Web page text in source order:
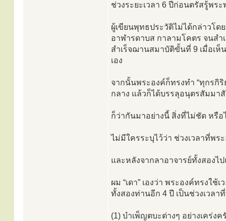
ช่วงระยะเวลา 6 ปีก่อนตรัสรู้พร
ผู้เขียนพุทธประวัติไม่ได้กล่าวโด
อาฬารดาบส กาลามโคตร จนส
สำเร็จฌานสมาบัติขั้นที่ 9 เมื่อเห็
เอง
จากนั้นพระองค์ก็ทรงทำ “ทุกรกิ
กลาง แล้วก็ได้บรรลุอนุตรสัมมา
ก็ว่ากันมาอย่างนี้ สิ่งที่ไม่ชัด หรือ
ไม่มีใครระบุไว้ว่า ช่วงเวลาที่พ
และหลังจากลาอาจารย์ทั้งสองไ
ผม “เดา” เองว่า พระองค์ทรงใ
ทั้งสองท่านอีก 4 ปี เป็นช่วงเวลา
(1) บำเพ็ญตบะต่างๆ อย่างเคร่